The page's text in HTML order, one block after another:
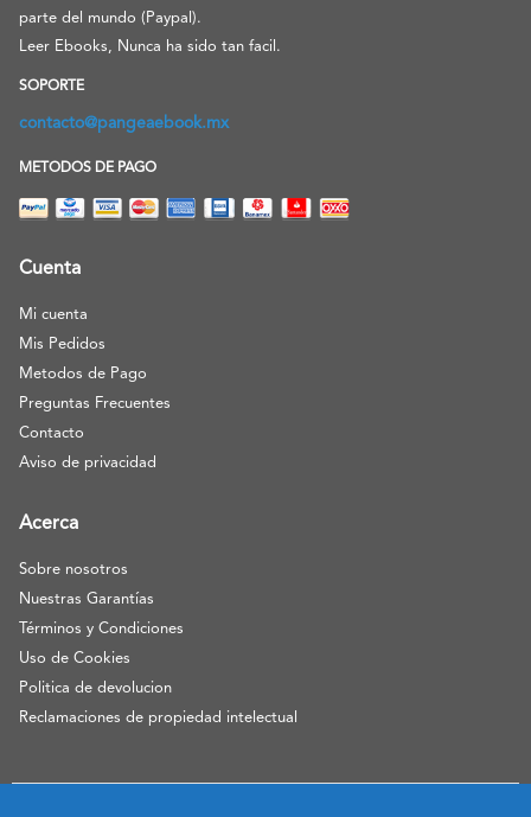
parte del mundo (Paypal).
Leer Ebooks, Nunca ha sido tan facil.
SOPORTE
contacto@pangeaebook.mx
METODOS DE PAGO
Cuenta
Mi cuenta
Mis Pedidos
Metodos de Pago
Preguntas Frecuentes
Contacto
Aviso de privacidad
Acerca
Sobre nosotros
Nuestras Garantías
Términos y Condiciones
Uso de Cookies
Politica de devolucion
Reclamaciones de propiedad intelectual